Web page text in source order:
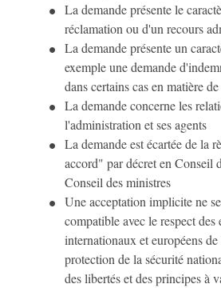
La demande présente le
réclamation ou d'un recours
La demande présente un
exemple une demande
dans certains cas en matière
La demande concerne les
l'administration et ses agents
La demande est écartée de la
accord" par décret en Conseil
Conseil des ministres
Une acceptation implicite ne
compatible avec le respect des
internationaux et européens
protection de la sécurité
des libertés et des principes à